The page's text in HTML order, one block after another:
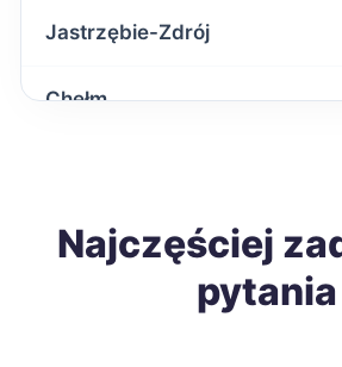
Jastrzębie-Zdrój
Chełm
Ełk
TWÓJ REGION
Najczęściej
pytania